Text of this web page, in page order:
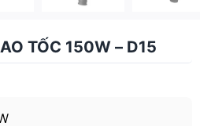
TỐC 150W – D15